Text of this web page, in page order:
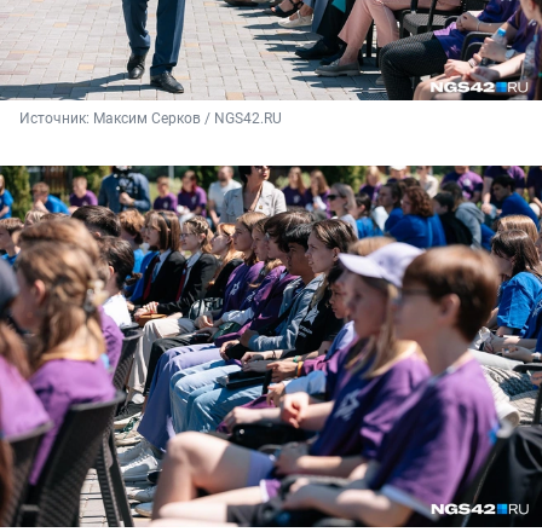
Источник: Максим Серков / NGS42.RU